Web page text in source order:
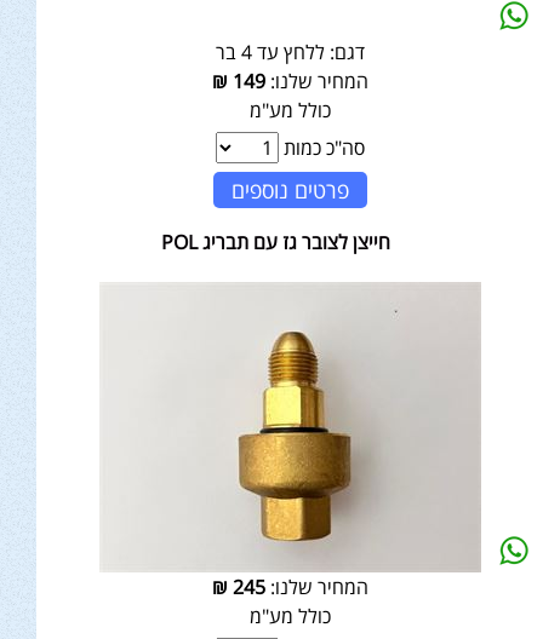
דגם: ללחץ עד 4 בר
המחיר שלנו:149
₪
כולל מע"מ
סה"כ כמות
פרטים נוספים
חייצן לצובר גז עם תבריג POL
המחיר שלנו:245
₪
כולל מע"מ